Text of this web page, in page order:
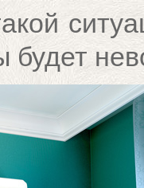
будет